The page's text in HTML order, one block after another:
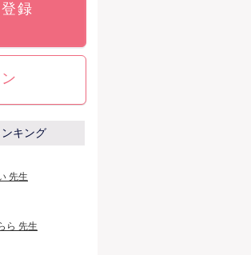
録
キング
先生
ら 先生